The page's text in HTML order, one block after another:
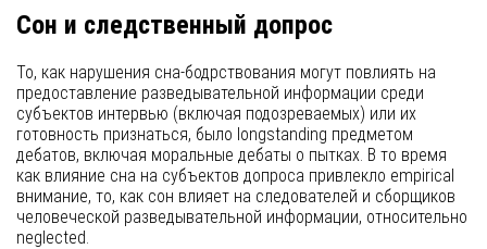
Сон и следственный допрос
То, как нарушения сна-бодрствования могут повлиять на
предоставление разведывательной информации среди
субъектов интервью (включая подозреваемых) или их
готовность признаться, было longstanding предметом
дебатов, включая моральные дебаты о пытках. В то время
как влияние сна на субъектов допроса привлекло empirical
внимание, то, как сон влияет на следователей и сборщиков
человеческой разведывательной информации, относительно
neglected.